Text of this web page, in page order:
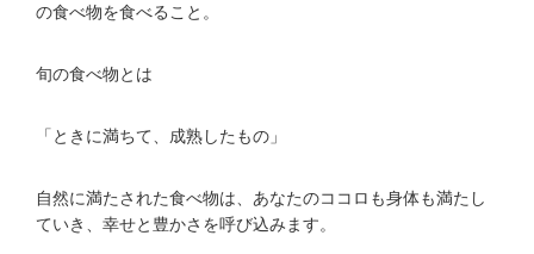
の食べ物を食べること。
旬の食べ物とは
「ときに満ちて、成熟したもの」
自然に満たされた食べ物は、あなたのココロも身体も満たし
ていき、幸せと豊かさを呼び込みます。